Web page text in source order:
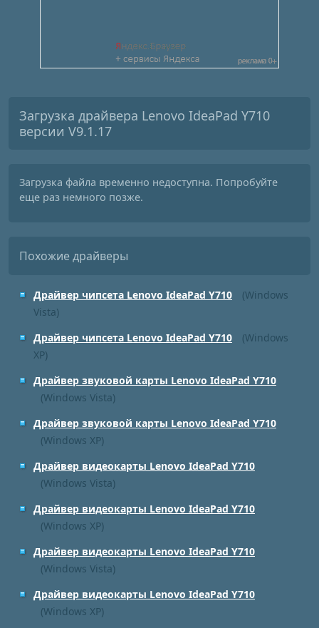
Загрузка драйвера Lenovo IdeaPad Y710
версии V9.1.17
Загрузка файла временно недоступна. Попробуйте
еще раз немного позже.
Похожие драйверы
Драйвер чипсета Lenovo IdeaPad Y710
(Windows
Vista)
Драйвер чипсета Lenovo IdeaPad Y710
(Windows
XP)
Драйвер звуковой карты Lenovo IdeaPad Y710
(Windows Vista)
Драйвер звуковой карты Lenovo IdeaPad Y710
(Windows XP)
Драйвер видеокарты Lenovo IdeaPad Y710
(Windows Vista)
Драйвер видеокарты Lenovo IdeaPad Y710
(Windows XP)
Драйвер видеокарты Lenovo IdeaPad Y710
(Windows Vista)
Драйвер видеокарты Lenovo IdeaPad Y710
(Windows XP)